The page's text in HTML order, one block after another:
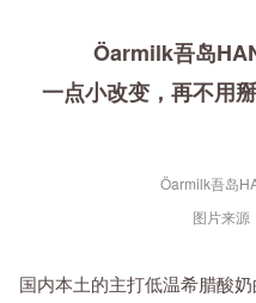
Öarmilk吾岛
一点小改变，再不用
Öarmilk吾岛
图片来源
国内本土的主打低温希腊酸